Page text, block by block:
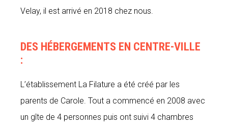
Velay, il est arrivé en 2018 chez nous.
DES HÉBERGEMENTS EN CENTRE-VILLE
:
L’établissement La Filature a été créé par les
parents de Carole. Tout a commencé en 2008 avec
un gîte de 4 personnes puis ont suivi 4 chambres